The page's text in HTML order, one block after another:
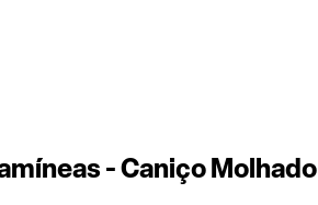
- Caniço Molhado